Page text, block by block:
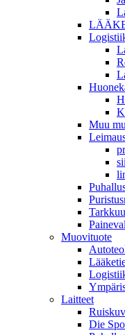
Muu
Muovituote
Laitteet
Die